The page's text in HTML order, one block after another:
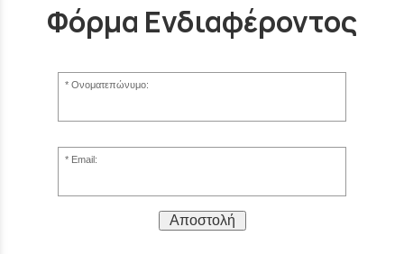
Φόρμα Ενδιαφέροντος
Ονοματεπώνυμο:
Email:
Αποστολή